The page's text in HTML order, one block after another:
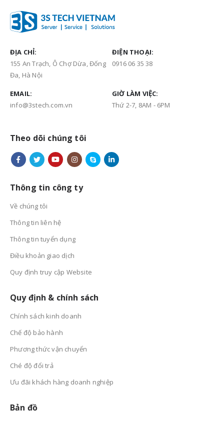
ĐỊA CHỈ:
155 An Trạch, Ô Chợ Dừa, Đống
Đa, Hà Nội
ĐIỆN THOẠI:
0916 06 35 38
EMAIL:
info@3stech.com.vn
GIỜ LÀM VIỆC:
Thứ 2-7, 8AM - 6PM
Theo dõi chúng tôi
Thông tin công ty
Về chúng tôi
Thông tin liên hệ
Thông tin tuyển dụng
Điều khoản giao dịch
Quy định truy cập Website
Quy định & chính sách
Chính sách kinh doanh
Chế độ bảo hành
Phương thức vận chuyển
Ché độ đổi trả
Ưu đãi khách hàng doanh nghiệp
Bản đồ